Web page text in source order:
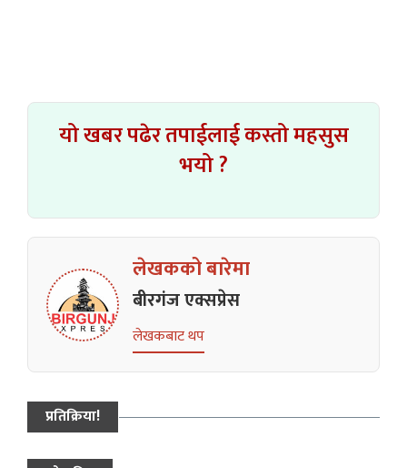
यो खबर पढेर तपाईलाई कस्तो महसुस
भयो ?
लेखकको बारेमा
बीरगंज एक्सप्रेस
लेखकबाट थप
प्रतिक्रिया!